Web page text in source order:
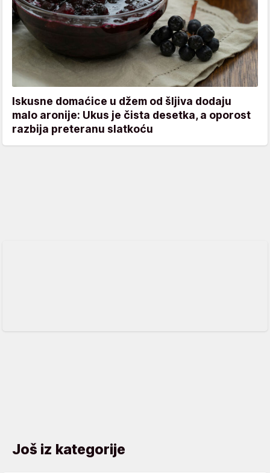
Iskusne domaćice u džem od šljiva dodaju
malo aronije: Ukus je čista desetka, a oporost
razbija preteranu slatkoću
Još iz kategorije